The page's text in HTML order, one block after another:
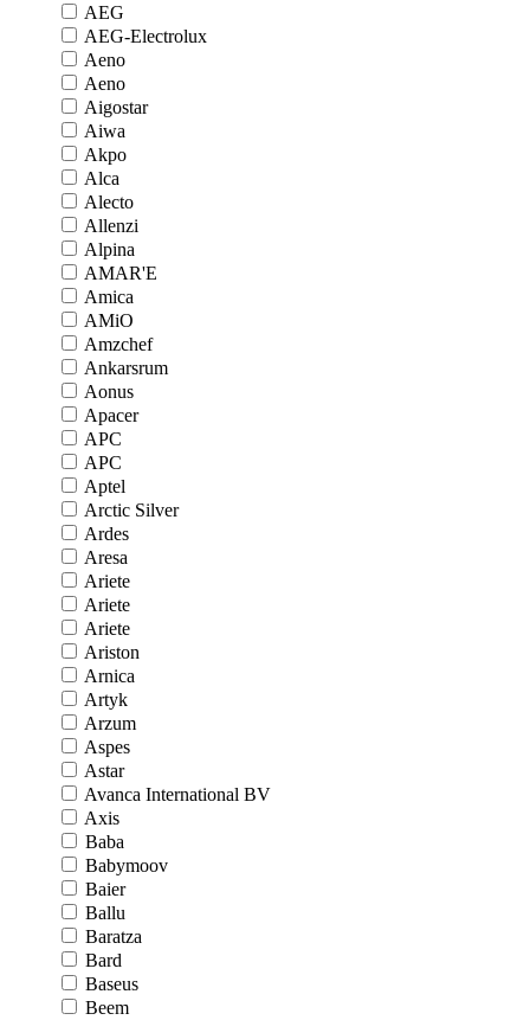
AEG
AEG-Electrolux
Aeno
Aeno
Aigostar
Aiwa
Akpo
Alca
Alecto
Allenzi
Alpina
AMAR'E
Amica
AMiO
Amzchef
Ankarsrum
Aonus
Apacer
APC
APC
Aptel
Arctic Silver
Ardes
Aresa
Ariete
Ariete
Ariete
Ariston
Arnica
Artyk
Arzum
Aspes
Astar
Avanca International BV
Axis
Baba
Babymoov
Baier
Ballu
Baratza
Bard
Baseus
Beem